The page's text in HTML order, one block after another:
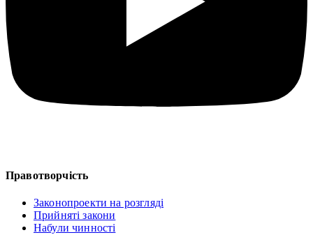
Правотворчість
Законопроекти на розгляді
Прийняті закони
Набули чинності